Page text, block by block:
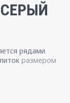
рядами.
размером